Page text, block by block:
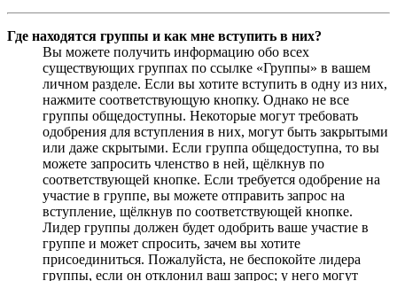
Где находятся группы и как мне вступить в них?
Вы можете получить информацию обо всех
существующих группах по ссылке «Группы» в вашем
личном разделе. Если вы хотите вступить в одну из них,
нажмите соответствующую кнопку. Однако не все
группы общедоступны. Некоторые могут требовать
одобрения для вступления в них, могут быть закрытыми
или даже скрытыми. Если группа общедоступна, то вы
можете запросить членство в ней, щёлкнув по
соответствующей кнопке. Если требуется одобрение на
участие в группе, вы можете отправить запрос на
вступление, щёлкнув по соответствующей кнопке.
Лидер группы должен будет одобрить ваше участие в
группе и может спросить, зачем вы хотите
присоединиться. Пожалуйста, не беспокойте лидера
группы, если он отклонил ваш запрос; у него могут